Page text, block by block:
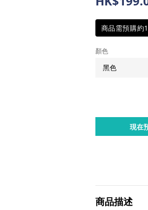
商品需預購約
顏色
現在
商品描述